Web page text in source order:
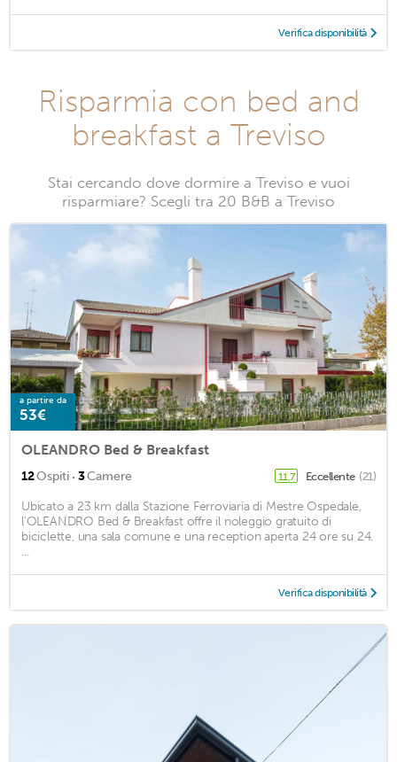
Verifica disponibilità
Risparmia con bed and
breakfast a Treviso
Stai cercando dove dormire a Treviso e vuoi
risparmiare? Scegli tra 20 B&B a Treviso
a partire da
53€
OLEANDRO Bed & Breakfast
12Ospiti · 3Camere 11,7 Eccellente (21)
Ubicato a 23 km dalla Stazione Ferroviaria di Mestre Ospedale,
l'OLEANDRO Bed & Breakfast offre il noleggio gratuito di
biciclette, una sala comune e una reception aperta 24 ore su 24.
...
Verifica disponibilità